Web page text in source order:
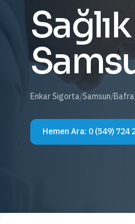
Enkar Sigorta/Samsun/Bafra
Hemen Ara: 0 (549) 724